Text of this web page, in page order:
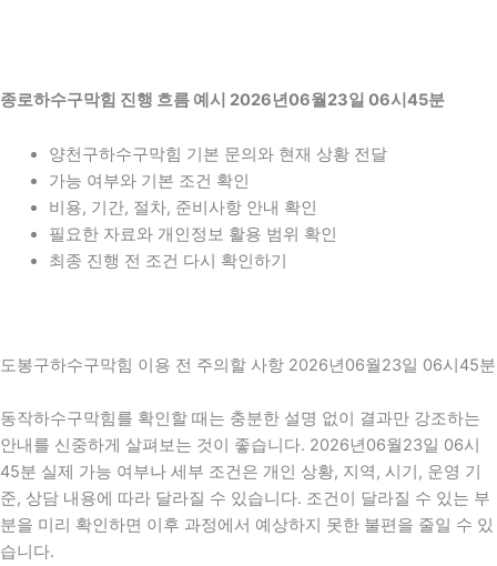
종로하수구막힘 진행 흐름 예시 2026년06월23일 06시45분
양천구하수구막힘 기본 문의와 현재 상황 전달
가능 여부와 기본 조건 확인
비용, 기간, 절차, 준비사항 안내 확인
필요한 자료와 개인정보 활용 범위 확인
최종 진행 전 조건 다시 확인하기
도봉구하수구막힘 이용 전 주의할 사항 2026년06월23일 06시45분
동작하수구막힘를 확인할 때는 충분한 설명 없이 결과만 강조하는
안내를 신중하게 살펴보는 것이 좋습니다. 2026년06월23일 06시
45분 실제 가능 여부나 세부 조건은 개인 상황, 지역, 시기, 운영 기
준, 상담 내용에 따라 달라질 수 있습니다. 조건이 달라질 수 있는 부
분을 미리 확인하면 이후 과정에서 예상하지 못한 불편을 줄일 수 있
습니다.